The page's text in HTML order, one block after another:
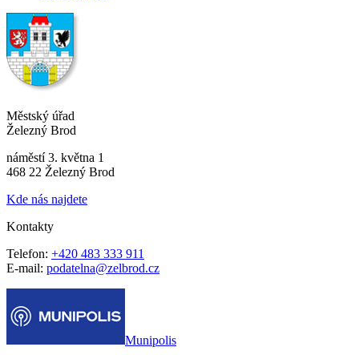
Městský úřad
Železný Brod
náměstí 3. května 1
468 22 Železný Brod
Kde nás najdete
Kontakty
Telefon: +420 483 333 911
E-mail: podatelna@zelbrod.cz
Munipolis